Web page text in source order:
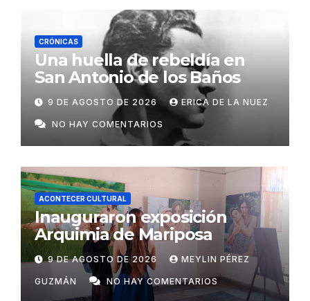
CRÓNICAS
Una huella de rebeldía en
San Antonio de los Baños
9 DE AGOSTO DE 2026 ERICA DE LA NUEZ
NO HAY COMENTARIOS
ACONTECER CULTURAL
Inauguraron exposición
Arquimia de Mariposa
9 DE AGOSTO DE 2026 MEYLIN PÉREZ
GUZMÁN NO HAY COMENTARIOS